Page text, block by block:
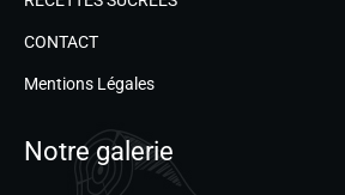
CONTACT
Mentions Légales
Notre galerie